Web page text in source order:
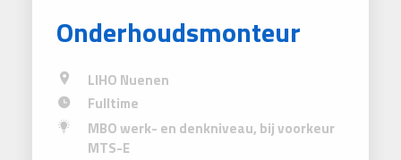
Onderhoudsmonteur
LIHO Nuenen
Fulltime
MBO werk- en denkniveau, bij voorkeur
MTS-E